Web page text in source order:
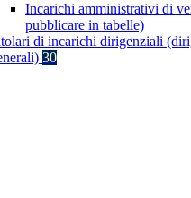
Incarichi amministrativi di
pubblicare in tabelle)
di incarichi dirigenziali
30